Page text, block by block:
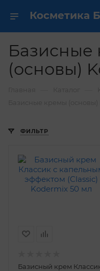
Базисные
(основы)
ФИЛЬТР
Базисный крем